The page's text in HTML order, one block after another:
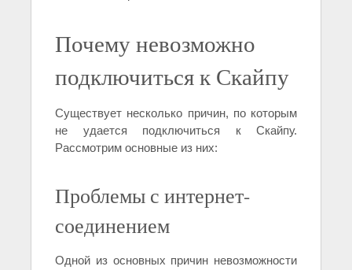
Почему невозможно
подключиться к Скайпу
Существует несколько причин, по которым
не удается подключиться к Скайпу.
Рассмотрим основные из них:
Проблемы с интернет-
соединением
Одной из основных причин невозможности